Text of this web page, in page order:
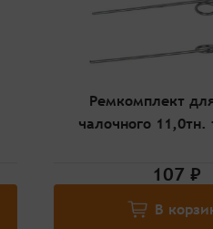
Ремкомплект
чалочного 11,0тн.
107 ₽
В